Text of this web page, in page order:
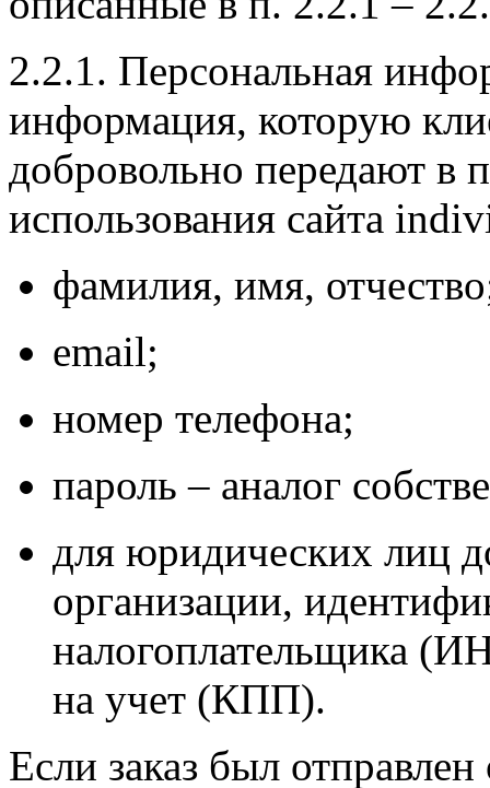
2.2.1. Персональная
информация, которую
добровольно передают в
использования сайта
фамилия, имя,
email;
номер телефона;
пароль – аналог
для юридических лиц
организации,
налогоплательщика
на учет (КПП).
Если заказ был